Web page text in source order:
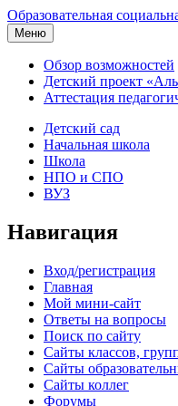
Образовательная
Меню
Обзор возможностей
Детский проект
Аттестация
Детский сад
Начальная школа
Школа
НПО и СПО
ВУЗ
Навигация
Вход/регистрация
Главная
Мой мини-сайт
Ответы на вопросы
Поиск по сайту
Сайты классов,
Сайты
Сайты коллег
Форумы